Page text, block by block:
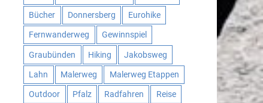
Bücher Donnersberg Eurohike
Fernwanderweg Gewinnspiel
Graubünden Hiking Jakobsweg
Lahn Malerweg Malerweg Etappen
Outdoor Pfalz Radfahren Reise